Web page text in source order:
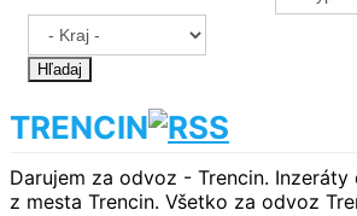
Hľadaj
TRENCIN
Darujem za odvoz - Trencin.
z mesta Trencin. Všetko za odvoz